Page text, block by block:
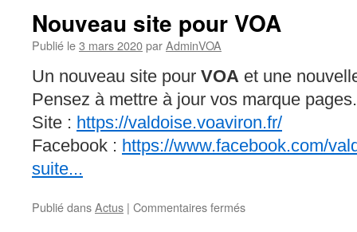
Nouveau site pour VOA
Publié le3 mars 2020parAdminVOA
Un nouveau site pour VOA et une
Pensez à mettre à jour vos marque pages.
Site : https://valdoise.voaviron.fr/
Facebook : https://www.facebook.com/
suite...
Publié dansActus | Commentaires fermés